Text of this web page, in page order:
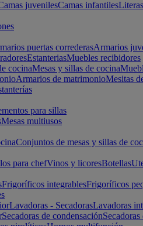
juvenilesCamas infantilesLiteras
puertas correderasArmarios
EstanteriasMuebles recibidores
cocinaMesas y sillas de cocina
Armarios de matrimonioMesitas
para sillas
Mesas multiusos
Conjuntos de mesas y sillas de
para chefVinos y licoresBotellas
Frigoríficos integrablesFrigoríficos
Lavadoras - SecadorasLavadoras
Secadoras de condensación